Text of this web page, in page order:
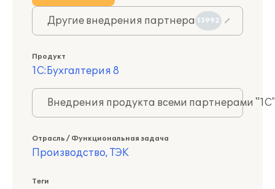
Другие внедрения партнера 13992
Продукт
1С:Бухгалтерия 8
Внедрения продукта всеми партнерами
Отрасль / Функциональная задача
Производство, ТЭК
Теги